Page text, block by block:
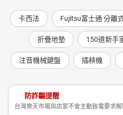
卡西法 Fujitsu富士通 分離
折疊地墊 150道新手
注音機械鍵盤 插秧機
防詐騙提醒
台灣樂天市場與店家不會主動致電要求